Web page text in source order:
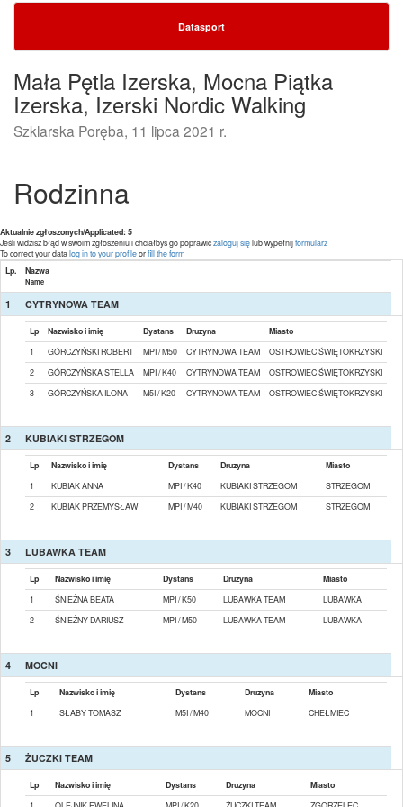
Datasport
Mała Pętla Izerska, Mocna Piątka
Izerska, Izerski Nordic Walking
Szklarska Poręba, 11 lipca 2021 r.
Rodzinna
Aktualnie zgłoszonych/Applicated: 5
Jeśli widzisz błąd w swoim zgłoszeniu i chciałbyś go poprawićzaloguj sięlub wypełnijformularz
To correct your datalog in to your profileorfill the form
Lp.
Nazwa
Name
1 CYTRYNOWA TEAM
Lp Nazwisko i imię Dystans Druzyna
Miasto
1
GÓRCZYŃSKI ROBERT MPI / M50 CYTRYNOWA TEAM
OSTROWIEC ŚWIĘTOKRZYSKI
2
GÓRCZYŃSKA STELLA MPI / K40 CYTRYNOWA TEAM
OSTROWIEC ŚWIĘTOKRZYSKI
3
GÓRCZYŃSKA ILONA M5I / K20 CYTRYNOWA TEAM OSTROWIEC ŚWIĘTOKRZYSKI
2 KUBIAKI STRZEGOM
Lp Nazwisko i imię Dystans Druzyna
Miasto
1
KUBIAK ANNA MPI / K40 KUBIAKI STRZEGOM
STRZEGOM
2
KUBIAK PRZEMYSŁAW MPI / M40 KUBIAKI STRZEGOM STRZEGOM
3 LUBAWKA TEAM
Lp Nazwisko i imię Dystans Druzyna
Miasto
1
ŚNIEŻNA BEATA MPI / K50 LUBAWKA TEAM
LUBAWKA
2
ŚNIEŻNY DARIUSZ MPI / M50 LUBAWKA TEAM LUBAWKA
4 MOCNI
Lp Nazwisko i imię Dystans Druzyna
Miasto
1
SŁABY TOMASZ M5I / M40 MOCNI CHEŁMIEC
5 ŻUCZKI TEAM
Lp Nazwisko i imię Dystans Druzyna
Miasto